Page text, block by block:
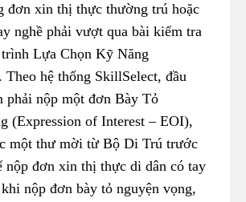
đơn xin thị thực thường trú hoặc
nghề phải vượt qua bài kiểm tra
Lựa Chọn Kỹ Năng
Theo hệ thống SkillSelect, đầu
phải nộp một đơn Bày Tỏ
(Expression of Interest – EOI),
một thư mời từ Bộ Di Trú trước
nộp đơn xin thị thực di dân có tay
nộp đơn bày tỏ nguyện vọng,